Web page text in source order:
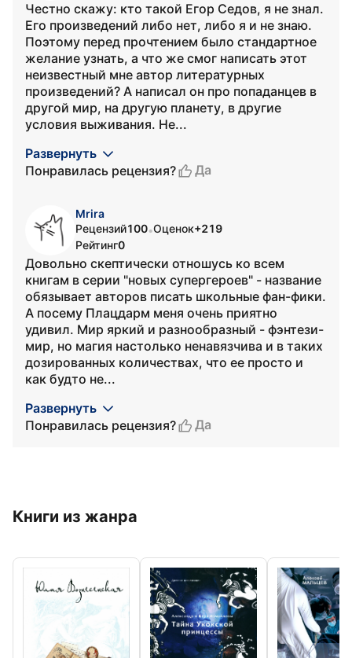
Честно скажу: кто такой Егор Седов, я не знал.
Его произведений либо нет, либо я и не знаю.
Поэтому перед прочтением было стандартное
желание узнать, а что же смог написать этот
неизвестный мне автор литературных
произведений? А написал он про попаданцев в
другой мир, на другую планету, в другие
условия выживания. Не...
Развернуть
Понравилась рецензия?
Да
Mrira
Рецензий100•Оценок+219
Рейтинг0
Довольно скептически отношусь ко всем
книгам в серии "новых супергероев" - название
обязывает авторов писать школьные фан-фики.
А посему Плацдарм меня очень приятно
удивил. Мир яркий и разнообразный - фэнтези-
мир, но магия настолько ненавязчива и в таких
дозированных количествах, что ее просто и
как будто не...
Развернуть
Понравилась рецензия?
Да
Книги из жанра